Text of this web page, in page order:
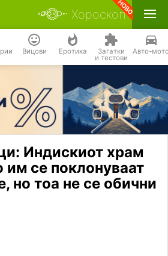
Хороскоп
Вицови Еротика Загатки
и тестови
Авто-
Индискиот храм
им се поклонуваат
но тоа не се обични